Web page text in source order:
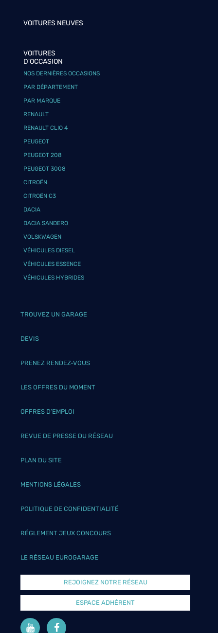
VOITURES NEUVES
VOITURES
D'OCCASION
NOS DERNIÈRES OCCASIONS
PAR DÉPARTEMENT
PAR MARQUE
RENAULT
RENAULT CLIO 4
PEUGEOT
PEUGEOT 208
PEUGEOT 3008
CITROËN
CITROËN C3
DACIA
DACIA SANDERO
VOLSKWAGEN
VÉHICULES DIESEL
VÉHICULES ESSENCE
VÉHICULES HYBRIDES
TROUVEZ UN GARAGE
DEVIS
PRENEZ RENDEZ-VOUS
LES OFFRES DU MOMENT
OFFRES D’EMPLOI
REVUE DE PRESSE DU RÉSEAU
PLAN DU SITE
MENTIONS LÉGALES
POLITIQUE DE CONFIDENTIALITÉ
RÉGLEMENT JEUX CONCOURS
LE RÉSEAU EUROGARAGE
REJOIGNEZ NOTRE RÉSEAU
ESPACE ADHÉRENT